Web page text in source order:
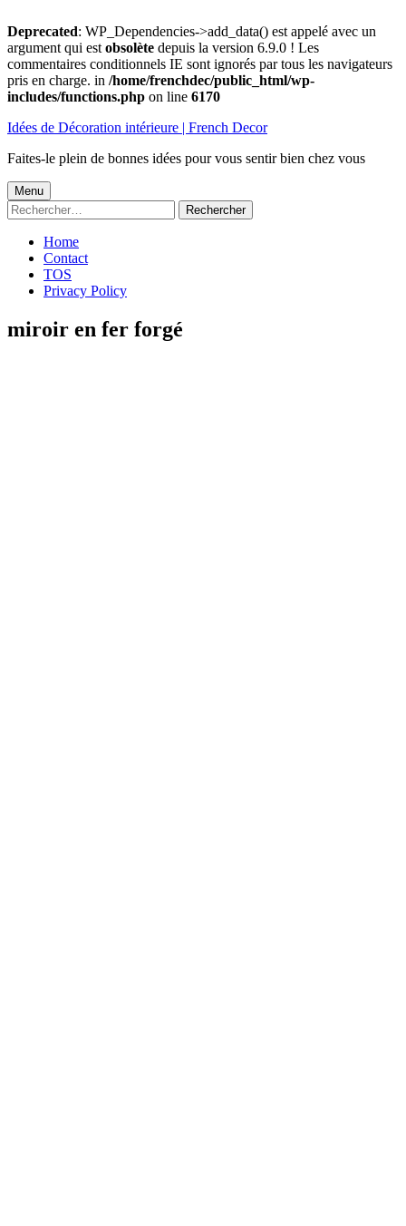
Deprecated: WP_Dependencies->add_data() est appelé avec un
argument qui est obsolète depuis la version 6.9.0 ! Les
commentaires conditionnels IE sont ignorés par tous les navigateurs
pris en charge. in /home/frenchdec/public_html/wp-
includes/functions.php on line 6170
au
Idées de Décoration intérieure | French Decor
Faites-le plein de bonnes idées pour vous sentir bien chez vous
Menu
principal
Menu
Rechercher :
Home
Contact
TOS
Privacy Policy
miroir en fer forgé